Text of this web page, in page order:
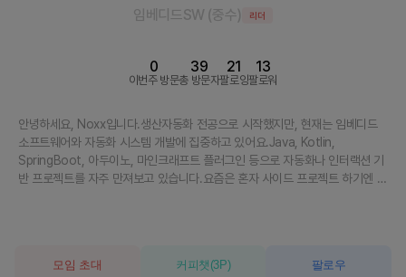
임베디드SW (중수) 리더
이번주 방문
0
총 방문자
39
팔로잉
21
팔로워
13
안녕하세요, Noxx입니다.생산자동화 전공으로 시작했지만, 현재는 임베디드
소프트웨어와 자동화 시스템 개발에 집중하고 있어요.Java, Kotlin,
SpringBoot, 아두이노, 마인크래프트 플러그인 등으로 자동화나 인터랙션 기
반 프로젝트를 자주 만져보고 있습니다.요즘은 혼자 사이드 프로젝트 하기엔 조
편하게 연락 주세요 :)
모임 초대 커피챗 (3P) 팔로우